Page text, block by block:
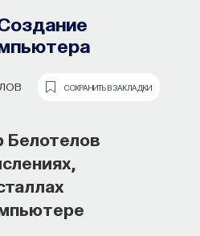
СОХРАНИТЬ В ЗАКЛАДКИ
труда —
#57
длинный
и как